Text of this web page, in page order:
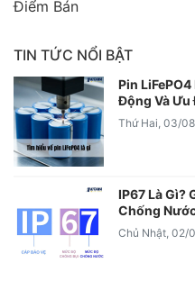
Điểm Bán
TIN TỨC NỔI BẬT
Pin
Động Và Ưu
Thứ Hai, 03/
IP67 Là Gì?
Chống
Chủ Nhật, 02/